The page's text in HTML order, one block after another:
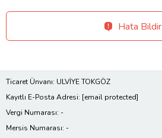
Hata Bildir
Ticaret Ünvanı: ULVİYE TOKGÖZ
Kayıtlı E-Posta Adresi: [email protected]
Vergi Numarası: -
Mersis Numarası: -